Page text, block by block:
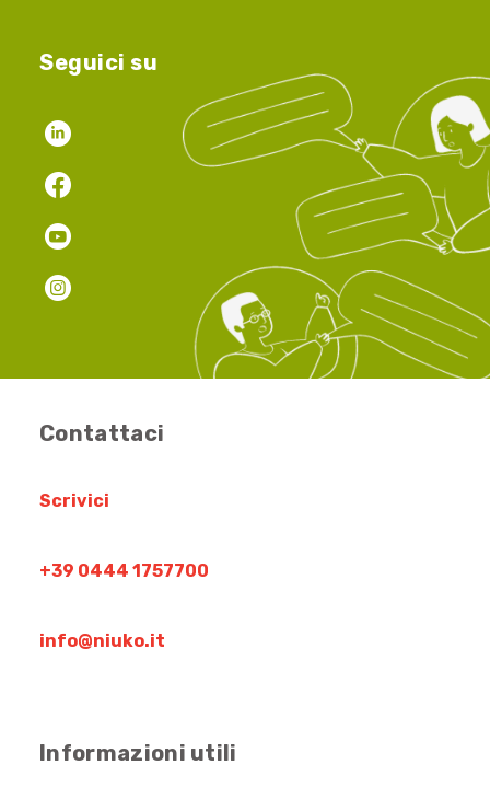
Seguici su
Contattaci
Scrivici
+39 0444 1757700
info@niuko.it
Informazioni utili